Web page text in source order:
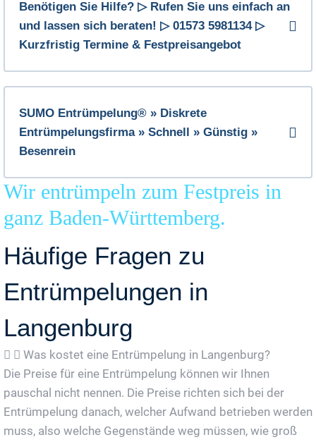
Benötigen Sie Hilfe? ▷ Rufen Sie uns einfach an
und lassen sich beraten! ▷ 01573 5981134 ▷
Kurzfristig Termine & Festpreisangebot
SUMO Entrümpelung® » Diskrete
Entrümpelungsfirma » Schnell » Günstig »
Besenrein
Wir entrümpeln zum Festpreis in
ganz Baden-Württemberg.
Häufige Fragen zu
Entrümpelungen in
Langenburg
Was kostet eine Entrümpelung in Langenburg?
Die Preise für eine Entrümpelung können wir Ihnen
pauschal nicht nennen. Die Preise richten sich bei der
Entrümpelung danach, welcher Aufwand betrieben werden
muss, also welche Gegenstände weg müssen, wie groß